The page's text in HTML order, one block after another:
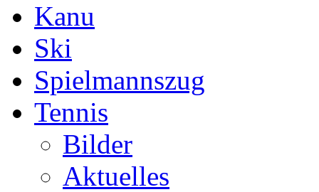
Kanu
Ski
Spielmannszug
Tennis
Bilder
Aktuelles